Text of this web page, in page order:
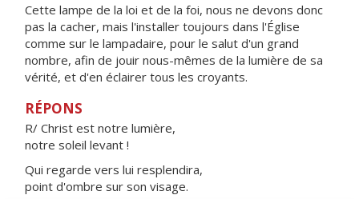
Cette lampe de la loi et de la foi, nous ne devons donc
pas la cacher, mais l'installer toujours dans l'Église
comme sur le lampadaire, pour le salut d'un grand
nombre, afin de jouir nous-mêmes de la lumière de sa
vérité, et d'en éclairer tous les croyants.
RÉPONS
R/ Christ est notre lumière,
notre soleil levant !
Qui regarde vers lui resplendira,
point d'ombre sur son visage.